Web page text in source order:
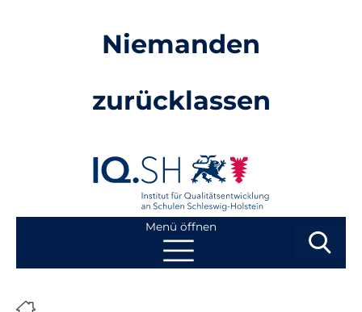
Niemanden
zurücklassen
Menü öffnen